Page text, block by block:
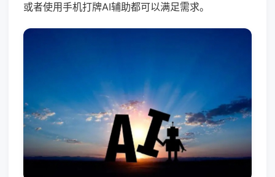
或者使用手机打牌AI辅助都可以满足需求。